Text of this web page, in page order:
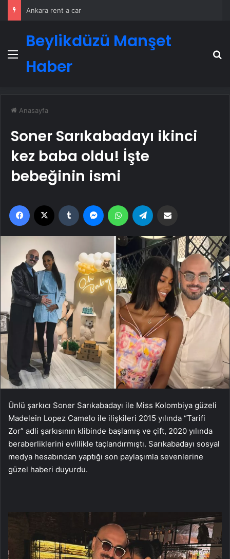
Ankara rent a car
Menü
Beylikdüzü Manşet
Haber
Anasayfa
Soner Sarıkabadayı ikinci
kez baba oldu! İşte
bebeğinin ismi
Facebook Tumblr MessengerWhatsApp
Ünlü şarkıcı Soner Sarıkabadayı ile Miss Kolombiya güzeli
Madelein Lopez Camelo ile ilişkileri 2015 yılında “Tarifi
Zor” adli şarkısının klibinde başlamış ve çift, 2020 yılında
beraberliklerini evlilikle taçlandırmıştı. Sarıkabadayı sosyal
medya hesabından yaptığı son paylaşımla sevenlerine
güzel haberi duyurdu.